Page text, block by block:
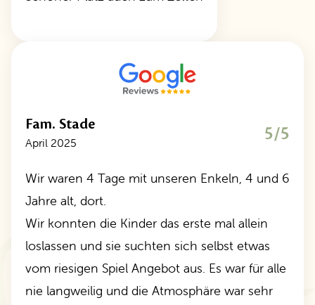
Fam. Stade
April 2025 5/5
Wir waren 4 Tage mit unseren Enkeln, 4 und 6
Jahre alt, dort.
Wir konnten die Kinder das erste mal allein
loslassen und sie suchten sich selbst etwas
vom riesigen Spiel Angebot aus. Es war für alle
nie langweilig und die Atmosphäre war sehr